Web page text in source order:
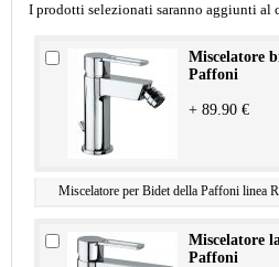
I prodotti selezionati saranno aggiunti al
Miscelatore
Paffoni
+ 89.90 €
Miscelatore per Bidet della Paffoni linea
Miscelatore
Paffoni